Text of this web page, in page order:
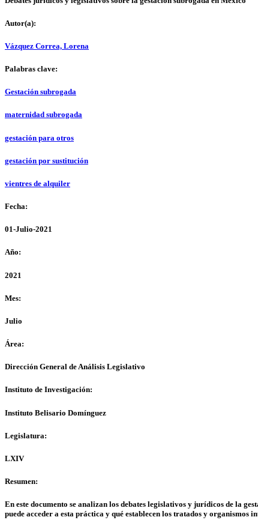
Autor(a):
Vázquez Correa, Lorena
Palabras clave:
Gestación subrogada
maternidad subrogada
gestación para otros
gestación por sustitución
vientres de alquiler
Fecha:
01-Julio-2021
Año:
2021
Mes:
Julio
Área:
Dirección General de Análisis Legislativo
Instituto de Investigación:
Instituto Belisario Domínguez
Legislatura:
LXIV
Resumen:
En este documento se analizan los debates legislativos y jurídicos de la
puede acceder a esta práctica y qué establecen los tratados y organismos